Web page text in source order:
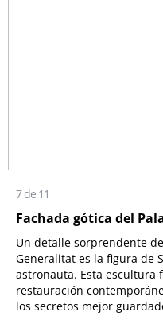
7 de 11
Fachada gótica del
Un detalle sorprendente
Generalitat es la figura de
astronauta. Esta
restauración
los secretos mejor